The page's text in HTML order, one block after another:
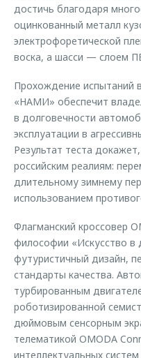
достичь благодаря
оцинкованный металл
электрофоретической
воска, а шасси — слоем
Прохождение испытаний
«НАМИ» обеспечит
в долговечности
эксплуатации в
Результат теста
российским реалиям:
длительному зимнему
использованием
Флагманский кроссовер
философии «Искусство в
футуристичный дизайн,
стандарты качества.
турбированным
роботизированной
дюймовым сенсорным
телематикой OMODA
интеллектуальных